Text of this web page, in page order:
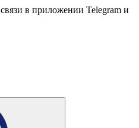
в приложении Telegram и